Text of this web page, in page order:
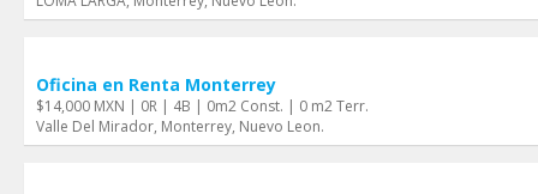
Oficina en Renta Monterrey
$14,000 MXN | 0R | 4B | 0m2 Const. | 0 m2 Terr.
Valle Del Mirador, Monterrey, Nuevo Leon.